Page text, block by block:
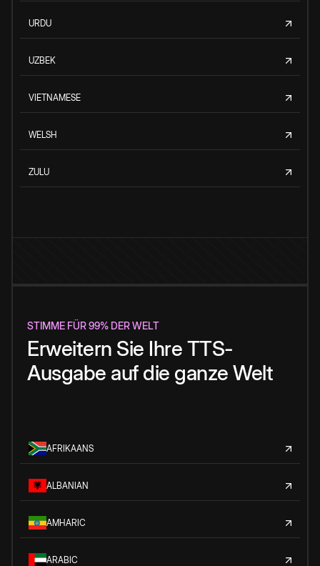
URDU
UZBEK
VIETNAMESE
WELSH
ZULU
STIMME FÜR 99% DER WELT
Erweitern Sie Ihre TTS-
Ausgabe auf die ganze Welt
AFRIKAANS
ALBANIAN
AMHARIC
ARABIC